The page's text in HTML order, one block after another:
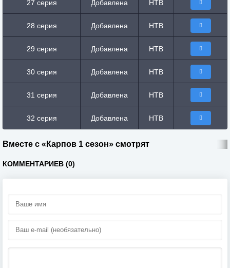
27 серия Добавлена НТВ
28 серия Добавлена НТВ
29 серия Добавлена НТВ
30 серия Добавлена НТВ
31 серия Добавлена НТВ
32 серия Добавлена НТВ
Вместе с «Карпов 1 сезон» смотрят
КОММЕНТАРИЕВ (0)